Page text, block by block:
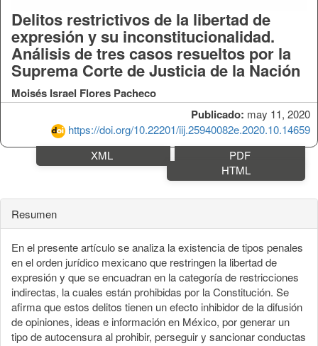
Publicado: may 11, 2020
https://doi.org/10.22201/iij.25940082e.2020.10.14659
Delitos restrictivos de la libertad de
expresión y su inconstitucionalidad.
Análisis de tres casos resueltos por la
Suprema Corte de Justicia de la Nación
Moisés Israel Flores Pacheco
XML
PDF
HTML
Resumen
En el presente artículo se analiza la existencia de tipos penales
en el orden jurídico mexicano que restringen la libertad de
expresión y que se encuadran en la categoría de restricciones
indirectas, la cuales están prohibidas por la Constitución. Se
afirma que estos delitos tienen un efecto inhibidor de la difusión
de opiniones, ideas e información en México, por generar un
tipo de autocensura al prohibir, perseguir y sancionar conductas